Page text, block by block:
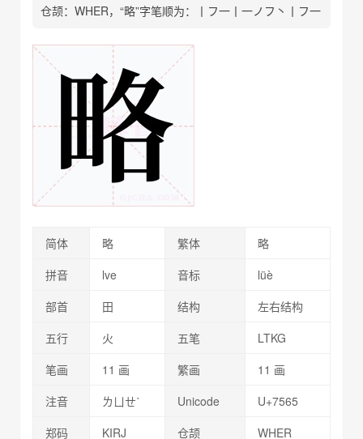
仓颉：WHER，“略”字笔顺为：丨フ一丨一ノフ丶丨フ一
简体 略 繁体
略
拼音
lve 音标
lüè
部首
田 结构
左右结构
五行
火 五笔
LTKG
笔画
11 画 繁画
11 画
注音
ㄌㄩㄝˋ Unicode
U+7565
郑码
KIRJ 仓颉
WHER